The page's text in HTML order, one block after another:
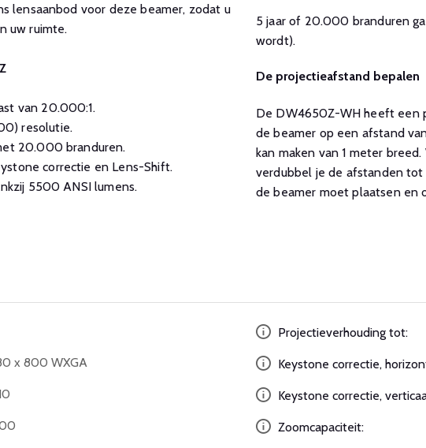
lensaanbod voor deze beamer, zodat u
uw ruimte.
van 20.000:1.
resolutie.
20.000 branduren.
correctie en Lens-Shift.
5500 ANSI lumens.
5 jaar of 20.000 branduren
wordt).
De projectieafstand bepalen
De DW4650Z-WH heeft een
de beamer op een afstand
kan maken van 1 meter
verdubbel je de afstanden tot
de beamer moet plaatsen en
x 800 WXGA
Projectieverhouding tot:
Keystone correctie,
Keystone correctie,
Zoomcapaciteit: